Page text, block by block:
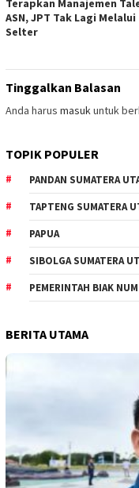
Terapkan Manajemen
ASN, JPT Tak Lagi Melalui
Selter
Tinggalkan Balasan
Anda harus masukuntuk
TOPIK POPULER
PANDAN SUMATERA
TAPTENG SUMATERA
PAPUA
SIBOLGA SUMATERA
PEMERINTAH BIAK
BERITA UTAMA